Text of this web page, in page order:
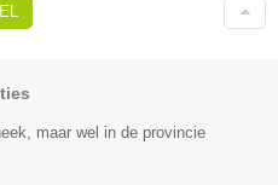
maar wel in de provincie